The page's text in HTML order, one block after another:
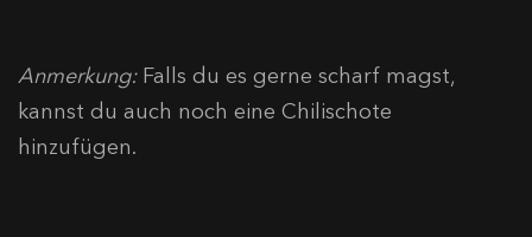
Anmerkung:Falls du es gerne scharf magst,
kannst du auch noch eine Chilischote
hinzufügen.